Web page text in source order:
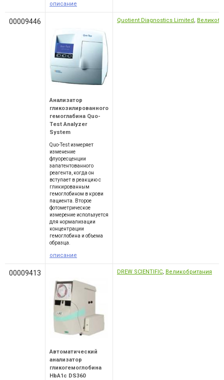
описание
00009446
Анализатор
гликозилированного
гемоглабина Quo-
Test Analyzer
System
Quo-Test измеряет
изменение
флуоресценции
запатентованного
реагента, когда он
вступает в реакцию с
гликированным
гемоглобином в крови
пациента. Второе
фотометрическое
измерение используется
для нормализации
концентрации
гемоглобина и объема
образца.
описание
Quotient Diagnostics Limited,
00009413
Автоматический
анализатор
гликогемоглобина
HbA1c DS360
DREW SCIENTIFIC, Великобритания